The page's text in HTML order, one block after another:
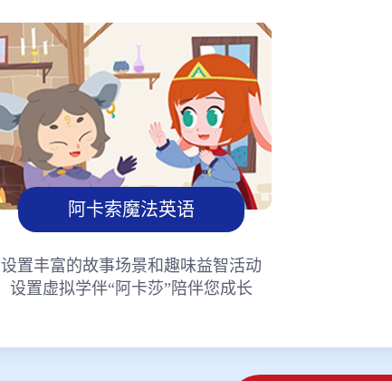
阿卡索魔法英语
设置丰富的故事场景和趣味益智活动
设置虚拟学伴“阿卡莎”陪伴您成长